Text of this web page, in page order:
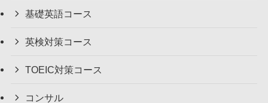
基礎英語コース
英検対策コース
TOEIC対策コース
コンサル